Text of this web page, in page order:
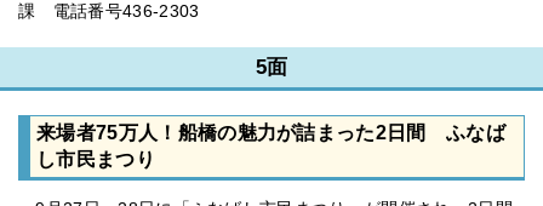
課 電話番号436-2303
5面
来場者75万人！船橋の魅力が詰まった2日間 ふなば
し市民まつり